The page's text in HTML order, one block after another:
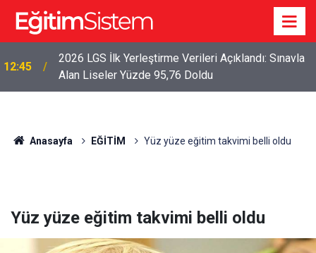
12:45
2026 LGS İlk Yerleştirme Verileri Açıklandı: Sınavla
Alan Liseler Yüzde 95,76 Doldu
Anasayfa EĞİTİM Yüz yüze eğitim takvimi belli oldu
Yüz yüze eğitim takvimi belli oldu